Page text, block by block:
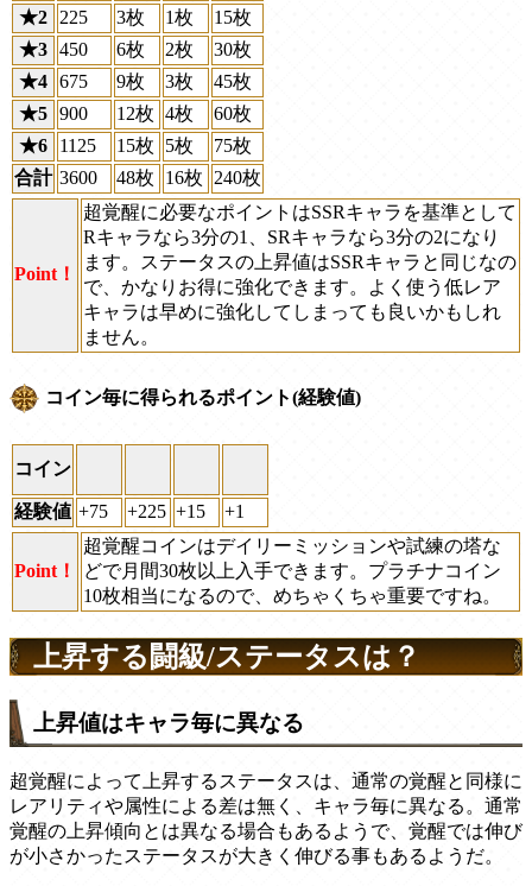
★2
225 3枚 1枚
15枚
★3 450 6枚 2枚
30枚
★4 675 9枚 3枚
45枚
★5 900 12枚 4枚
60枚
★6
1125 15枚 5枚
75枚
合計 3600 48枚 16枚 240枚
Point！
超覚醒に必要なポイントはSSRキャラを基準として
Rキャラなら3分の1、SRキャラなら3分の2になり
ます。ステータスの上昇値はSSRキャラと同じなの
で、かなりお得に強化できます。よく使う低レア
キャラは早めに強化してしまっても良いかもしれ
ません。
コイン毎に得られるポイント(経験値)
コイン
経験値 +75 +225 +15 +1
Point！
超覚醒コインはデイリーミッションや試練の塔な
どで月間30枚以上入手できます。プラチナコイン
10枚相当になるので、めちゃくちゃ重要ですね。
上昇する闘級/ステータスは？
上昇値はキャラ毎に異なる
超覚醒によって上昇するステータスは、通常の覚醒と同様に
レアリティや属性による差は無く、キャラ毎に異なる。通常
覚醒の上昇傾向とは異なる場合もあるようで、覚醒では伸び
が小さかったステータスが大きく伸びる事もあるようだ。